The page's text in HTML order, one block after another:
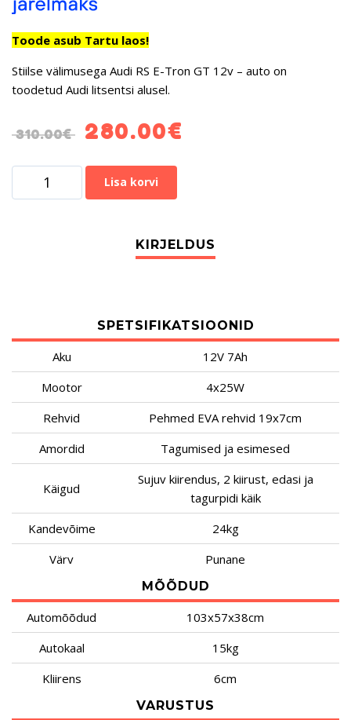
Toode asub Tartu laos!
Stiilse välimusega Audi RS E-Tron GT 12v – auto on
toodetud Audi litsentsi alusel.
310.00€ 280.00€
Lisa korvi
SPETSIFIKATSIOONID
Aku
12V 7Ah
Mootor
4x25W
Rehvid
Pehmed EVA rehvid 19x7cm
Amordid
Tagumised ja esimesed
Käigud
Sujuv kiirendus, 2 kiirust, edasi ja
tagurpidi käik
Kandevõime
24kg
Värv
Punane
MÕÕDUD
Automõõdud
103x57x38cm
Autokaal
15kg
Kliirens
6cm
VARUSTUS